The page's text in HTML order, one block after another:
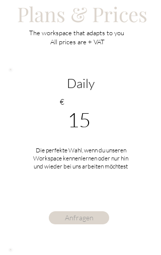
Plans & Prices
The workspace that adapts to you
All prices are + VAT
Daily
Die perfekte Wahl, wenn du unseren
Workspace kennenlernen oder nur hin
und wieder bei uns arbeiten möchtest
€
15
Anfragen